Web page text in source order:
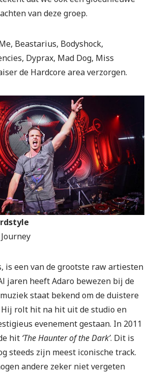
van deze groep.
Beastarius, Bodyshock,
Dyprax, Mad Dog, Miss
de Hardcore area verzorgen.
is een van de grootste raw artiesten
jaren heeft Adaro bewezen bij de
staat bekend om de duistere
Hij rolt hit na hit uit de studio en
evenement gestaan. In 2011
hit ‘The Haunter of the Dark’. Dit is
steeds zijn meest iconische track.
andere zeker niet vergeten